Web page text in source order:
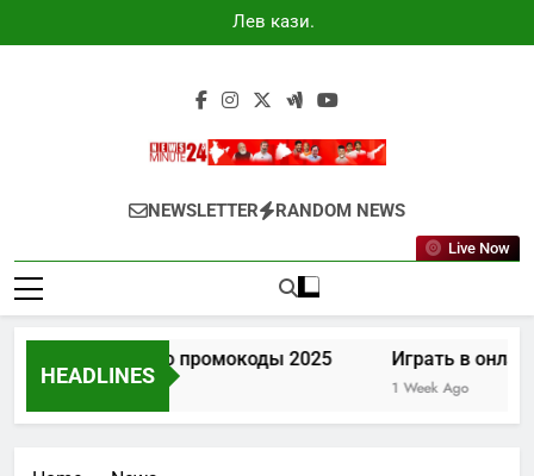
to
Лев казино
промокоды
Newsminute24
Get All Updated Telugu News
NEWSLETTER RANDOM NEWS
Live Now
HEADLINES
Лев казино промокоды 2025
4 Days Ago
Играть в
1 Week Ago